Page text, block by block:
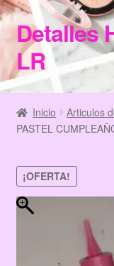
Ir
a
la
navegación
Ir
al
contenido
Detalles
LR
Inicio
Categories
Checkout
Home
Información de
Inicio Articulos
PASTEL
¡OFERTA!